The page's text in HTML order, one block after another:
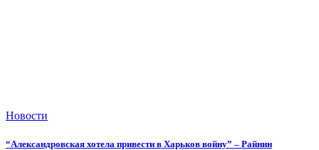
Новости
“Александровская хотела привести в Харьков войну” – Райнин